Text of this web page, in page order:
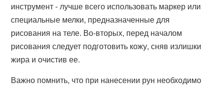
инструмент - лучше всего использовать маркер или
специальные мелки, предназначенные для
рисования на теле. Во-вторых, перед началом
рисования следует подготовить кожу, сняв излишки
жира и очистив ее.
Важно помнить, что при нанесении рун необходимо